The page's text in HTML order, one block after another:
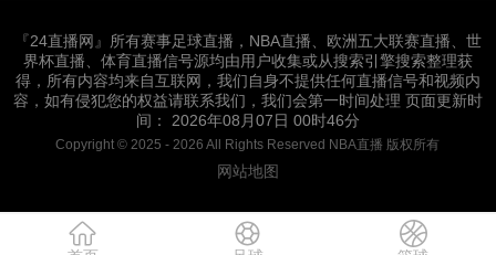
『24直播网』所有赛事足球直播，NBA直播、欧洲五大联赛直播、世
界杯直播、体育直播信号源均由用户收集或从搜索引擎搜索整理获
得，所有内容均来自互联网，我们自身不提供任何直播信号和视频内
容，如有侵犯您的权益请联系我们，我们会第一时间处理 页面更新时
间： 2026年08月07日 00时46分
Copyright © 2025 - 2026 All Rights Reserved NBA直播 版权所有
网站地图